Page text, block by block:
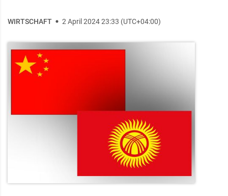
WIRTSCHAFT 2 April 2024 23:33 (UTC+04:00)